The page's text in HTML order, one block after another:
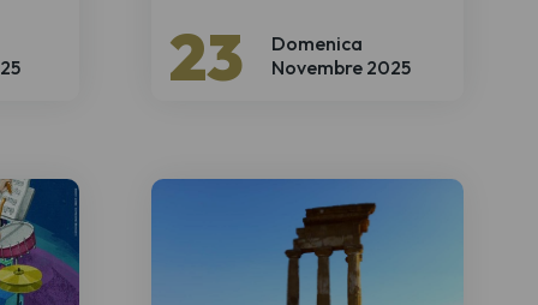
Domenica
23 Novembre 2025